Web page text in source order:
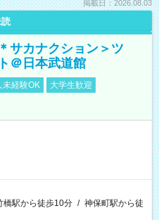
掲載日：2026.08.03
サカナクション＞ツ
＠日本武道館
未経験OK
大学生歓迎
橋駅から徒歩10分 / 神保町駅から徒